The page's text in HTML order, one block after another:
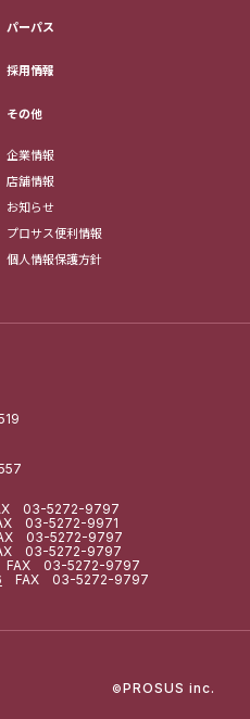
03-5272-9797
03-5272-9971
03-5272-9797
03-5272-9797
FAX 03-5272-9797
FAX 03-5272-9797
パーパス
採用情報
その他
企業情報
店舗情報
お知らせ
プロサス便利情報
個人情報保護方針
©PROSUS inc.